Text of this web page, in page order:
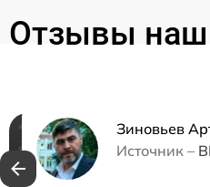
Отзывы
Зиновьев
Источник –
Нужна